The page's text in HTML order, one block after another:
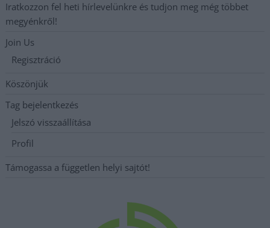
Iratkozzon fel heti hírlevelünkre és tudjon meg még többet
megyénkről!
Join Us
Regisztráció
Köszönjük
Tag bejelentkezés
Jelszó visszaállítása
Profil
Támogassa a független helyi sajtót!